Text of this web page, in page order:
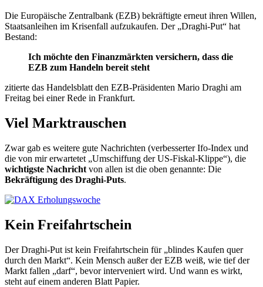
Die Europäische Zentralbank (EZB) bekräftigte erneut ihren Willen,
Staatsanleihen im Krisenfall aufzukaufen. Der „Draghi-Put“ hat
Bestand:
Ich möchte den Finanzmärkten versichern, dass die
EZB zum Handeln bereit steht
zitierte das Handelsblatt den EZB-Präsidenten Mario Draghi am
Freitag bei einer Rede in Frankfurt.
Viel Marktrauschen
Zwar gab es weitere gute Nachrichten (verbesserter Ifo-Index und
die von mir erwartetet „Umschiffung der US-Fiskal-Klippe“), die
wichtigste Nachricht von allen ist die oben genannte: Die
Bekräftigung des Draghi-Puts.
Kein Freifahrtschein
Der Draghi-Put ist kein Freifahrtschein für „blindes Kaufen quer
durch den Markt“. Kein Mensch außer der EZB weiß, wie tief der
Markt fallen „darf“, bevor interveniert wird. Und wann es wirkt,
steht auf einem anderen Blatt Papier.